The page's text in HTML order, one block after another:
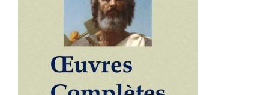
AJOUTER AU PANIER /